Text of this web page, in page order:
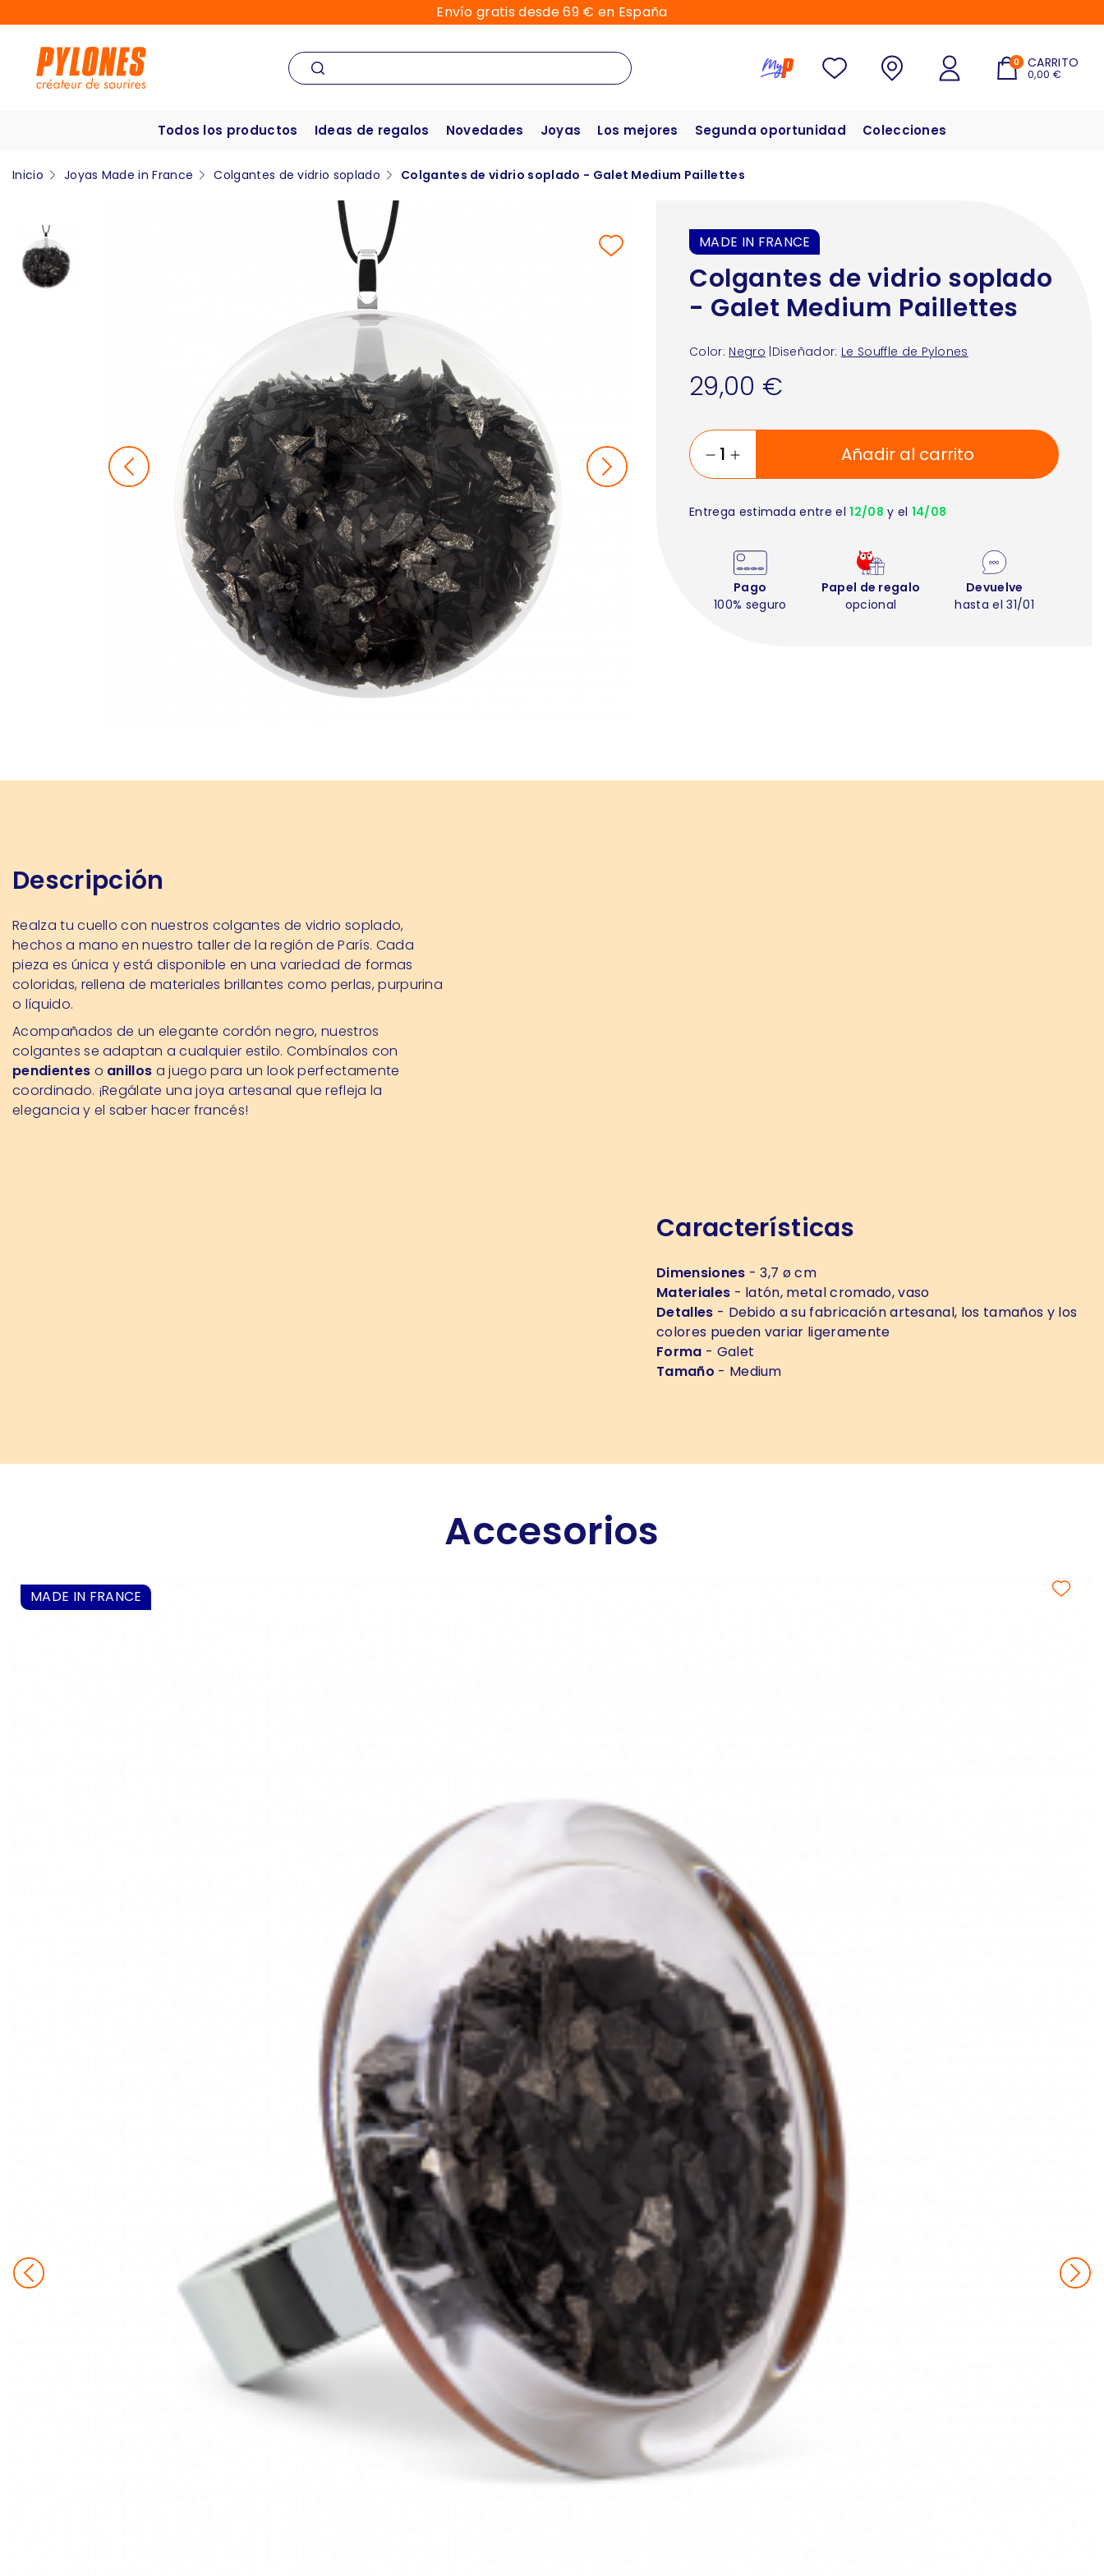
Envío gratis desde 69 € en España
0 CARRITO
0,00 €
Todos los productos Ideas de regalos Novedades Joyas Los mejores Segunda oportunidad Colecciones
Inicio Joyas Made in France Colgantes de vidrio soplado Colgantes de vidrio soplado - Galet Medium Paillettes
MADE IN FRANCE
Colgantes de vidrio soplado
- Galet Medium Paillettes
Color: Negro Diseñador: Le Souffle de Pylones
29,00 €
Añadir al carrito
Entrega estimada entre el12/08 y el 14/08
Pago
100% seguro
Papel de regalo
opcional
Devuelve
hasta el 31/01
Descripción
Realza tu cuello con nuestros colgantes de vidrio soplado,
hechos a mano en nuestro taller de la región de París. Cada
pieza es única y está disponible en una variedad de formas
coloridas, rellena de materiales brillantes como perlas, purpurina
o líquido.
Acompañados de un elegante cordón negro, nuestros
colgantes se adaptan a cualquier estilo. Combínalos con
pendientes o anillos a juego para un look perfectamente
coordinado. ¡Regálate una joya artesanal que refleja la
elegancia y el saber hacer francés!
Características
Dimensiones - 3,7 ø cm
Materiales - latón, metal cromado, vaso
Detalles - Debido a su fabricación artesanal, los tamaños y los
colores pueden variar ligeramente
Forma - Galet
Tamaño - Medium
Accesorios
MADE IN FRANCE